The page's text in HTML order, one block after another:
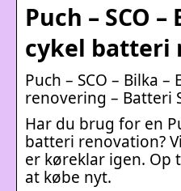
Puch – SCO –
cykel batteri
Puch – SCO – Bilka
renovering – Batteri
Har du brug for en
batteri renovation?
er køreklar igen. Op
at købe nyt.